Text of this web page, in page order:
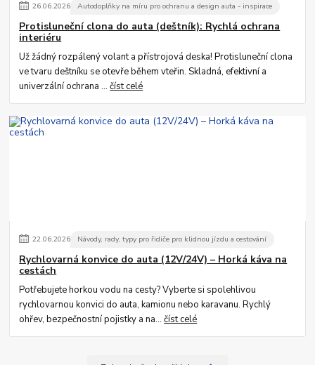
26.06.2026 Autodoplňky na míru pro ochranu a design auta - inspirace
Protisluneční clona do auta (deštník): Rychlá ochrana
interiéru
Už žádný rozpálený volant a přístrojová deska! Protisluneční clona
ve tvaru deštníku se otevře během vteřin. Skladná, efektivní a
univerzální ochrana ...číst celé
22.06.2026 Návody, rady, typy pro řidiče pro klidnou jízdu a cestování
Rychlovarná konvice do auta (12V/24V) – Horká káva na
cestách
Potřebujete horkou vodu na cesty? Vyberte si spolehlivou
rychlovarnou konvici do auta, kamionu nebo karavanu. Rychlý
ohřev, bezpečnostní pojistky a na...číst celé